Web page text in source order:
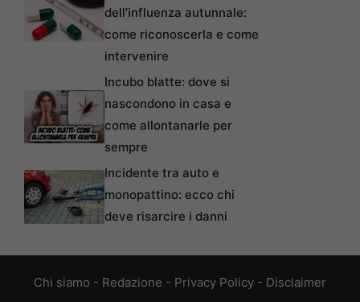
dell’influenza autunnale:
come riconoscerla e come
intervenire
Incubo blatte: dove si
nascondono in casa e
come allontanarle per
sempre
Incidente tra auto e
monopattino: ecco chi
deve risarcire i danni
Chi siamo - Redazione - Privacy Policy - Disclaimer